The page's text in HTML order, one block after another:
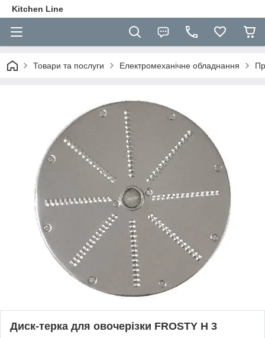
Kitchen Line
Товари та послуги Електромеханічне обладнання
Диск-терка для овочерізки FROSTY H 3